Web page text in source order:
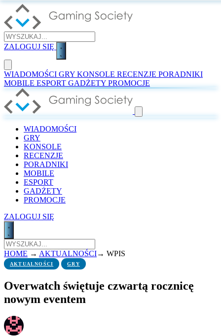
ZALOGUJ SIĘ
WIADOMOŚCI GRY KONSOLE RECENZJE PORADNIKI
MOBILE ESPORT GADŻETY PROMOCJE
WIADOMOŚCI
GRY
KONSOLE
RECENZJE
PORADNIKI
MOBILE
ESPORT
GADŻETY
PROMOCJE
ZALOGUJ SIĘ
HOME → AKTUALNOŚCI→ WPIS
AKTUALNOŚCI GRY
Overwatch świętuje czwartą rocznicę
nowym eventem